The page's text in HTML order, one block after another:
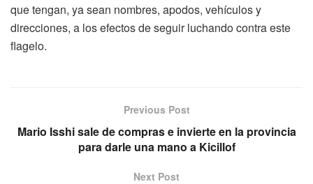
que tengan, ya sean nombres, apodos, vehículos y
direcciones, a los efectos de seguir luchando contra este
flagelo.
Previous Post
Mario Isshi sale de compras e invierte en la provincia
para darle una mano a Kicillof
Next Post